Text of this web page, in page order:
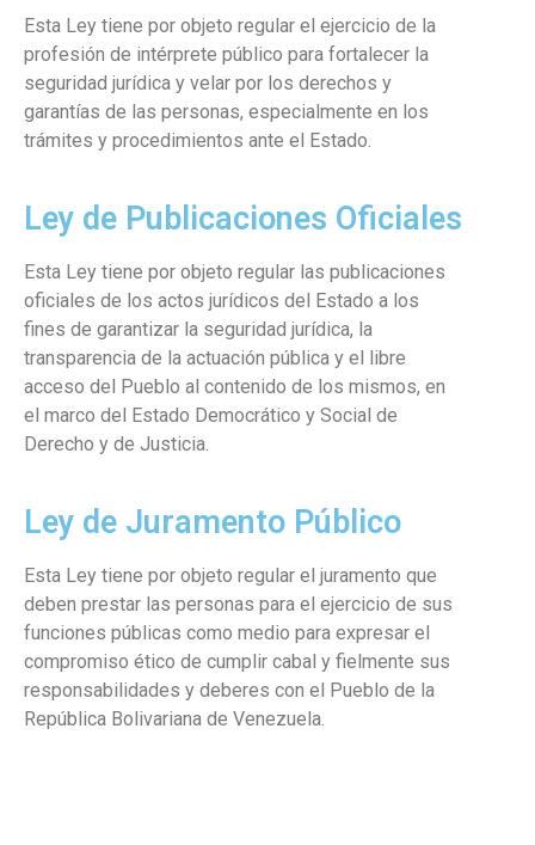
Esta Ley tiene por objeto regular el ejercicio de la
profesión de intérprete público para fortalecer la
seguridad jurídica y velar por los derechos y
garantías de las personas, especialmente en los
trámites y procedimientos ante el Estado.
Ley de Publicaciones Oficiales
Esta Ley tiene por objeto regular las publicaciones
oficiales de los actos jurídicos del Estado a los
fines de garantizar la seguridad jurídica, la
transparencia de la actuación pública y el libre
acceso del Pueblo al contenido de los mismos, en
el marco del Estado Democrático y Social de
Derecho y de Justicia.
Ley de Juramento Público
Esta Ley tiene por objeto regular el juramento que
deben prestar las personas para el ejercicio de sus
funciones públicas como medio para expresar el
compromiso ético de cumplir cabal y fielmente sus
responsabilidades y deberes con el Pueblo de la
República Bolivariana de Venezuela.